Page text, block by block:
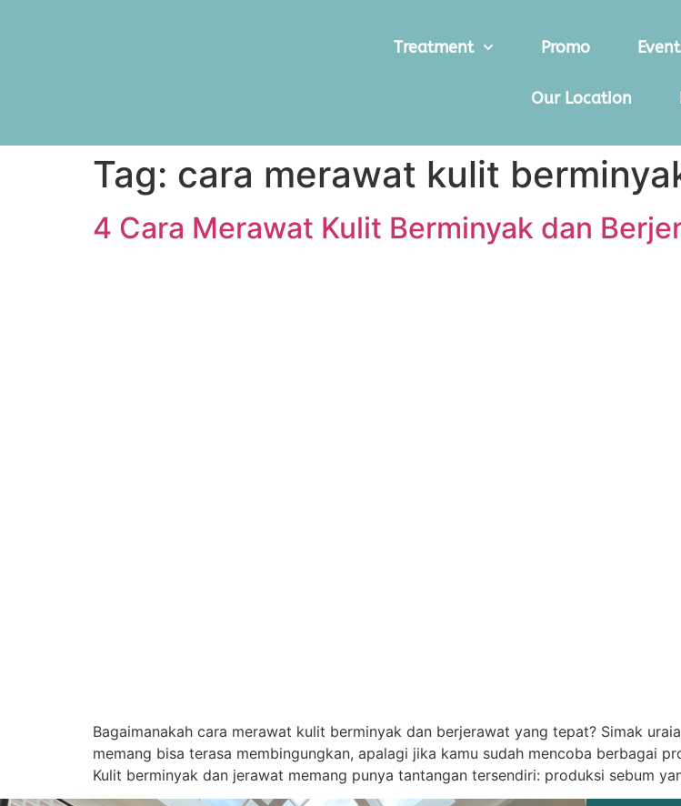
Treatment Promo
Our Location
Tag: cara merawat kulit
4 Cara Merawat Kulit Berminyak dan
Bagaimanakah cara merawat kulit berminyak dan berjerawat yang tepat? Simak
memang bisa terasa membingungkan, apalagi jika kamu sudah mencoba berbagai
Kulit berminyak dan jerawat memang punya tantangan tersendiri: produksi sebum